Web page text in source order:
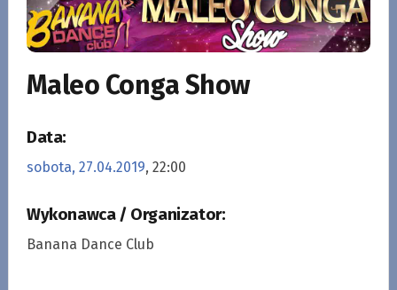
Maleo Conga Show
Data:
sobota, 27.04.2019, 22:00
Wykonawca / Organizator:
Banana Dance Club